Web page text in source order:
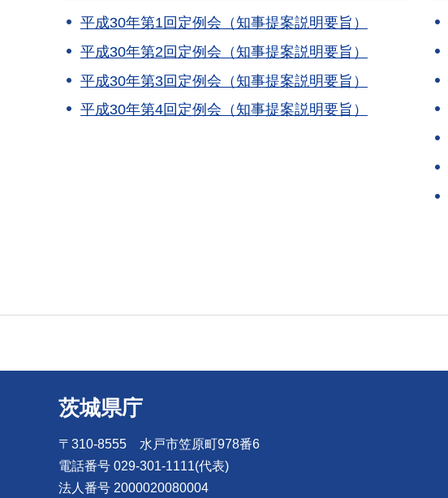
平成30年第1回定例会（知事提案説明要旨）
平成30年第2回定例会（知事提案説明要旨）
平成30年第3回定例会（知事提案説明要旨）
平成30年第4回定例会（知事提案説明要旨）
茨城県庁
〒310-8555 水戸市笠原町978番6
電話番号 029-301-1111(代表)
法人番号 2000020080004